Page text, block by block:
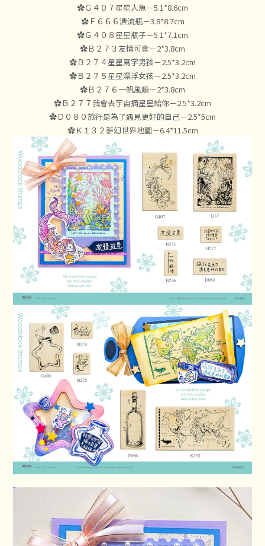
✿Ｇ４０７星星人魚－5.1*8.6cm
✿Ｆ６６６漂流瓶－3.8*8.7cm
✿Ｇ４０８星星瓶子－5.1*7.1cm
✿Ｂ２７３友情可貴－2*3.8cm
✿Ｂ２７４星星寫字男孩－2.5*3.2cm
✿Ｂ２７５星星漂浮女孩－2.5*3.2cm
✿Ｂ２７６一帆風順－2*3.8cm
✿Ｂ２７７我會去宇宙摘星星給你－2.5*3.2cm
✿Ｄ０８０旅行是為了遇見更好的自己－2.5*5cm
✿Ｋ１３２夢幻世界地圖－6.4*11.5cm